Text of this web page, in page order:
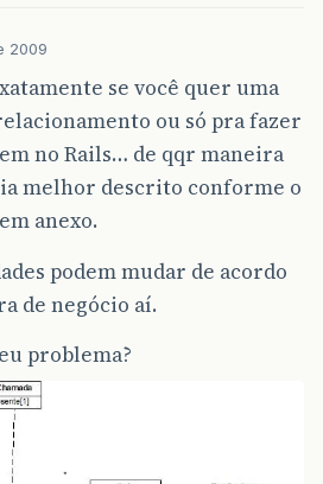
2009
se você quer uma
ou só pra fazer
no Rails… de qqr maneira
melhor descrito conforme o
anexo.
podem mudar de acordo
de negócio aí.
problema?